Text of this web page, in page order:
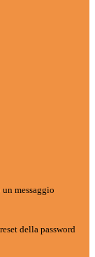
messaggio
della password